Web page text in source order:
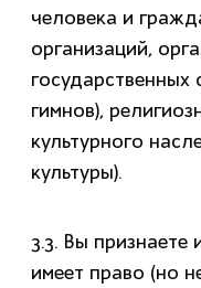
человека и
организаций,
государственных
гимнов),
культурного
культуры).
3.3. Вы признаете
имеет право (но